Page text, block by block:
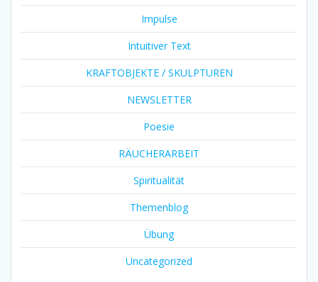
Impulse
Intuitiver Text
KRAFTOBJEKTE / SKULPTUREN
NEWSLETTER
Poesie
RÄUCHERARBEIT
Spiritualität
Themenblog
Übung
Uncategorized